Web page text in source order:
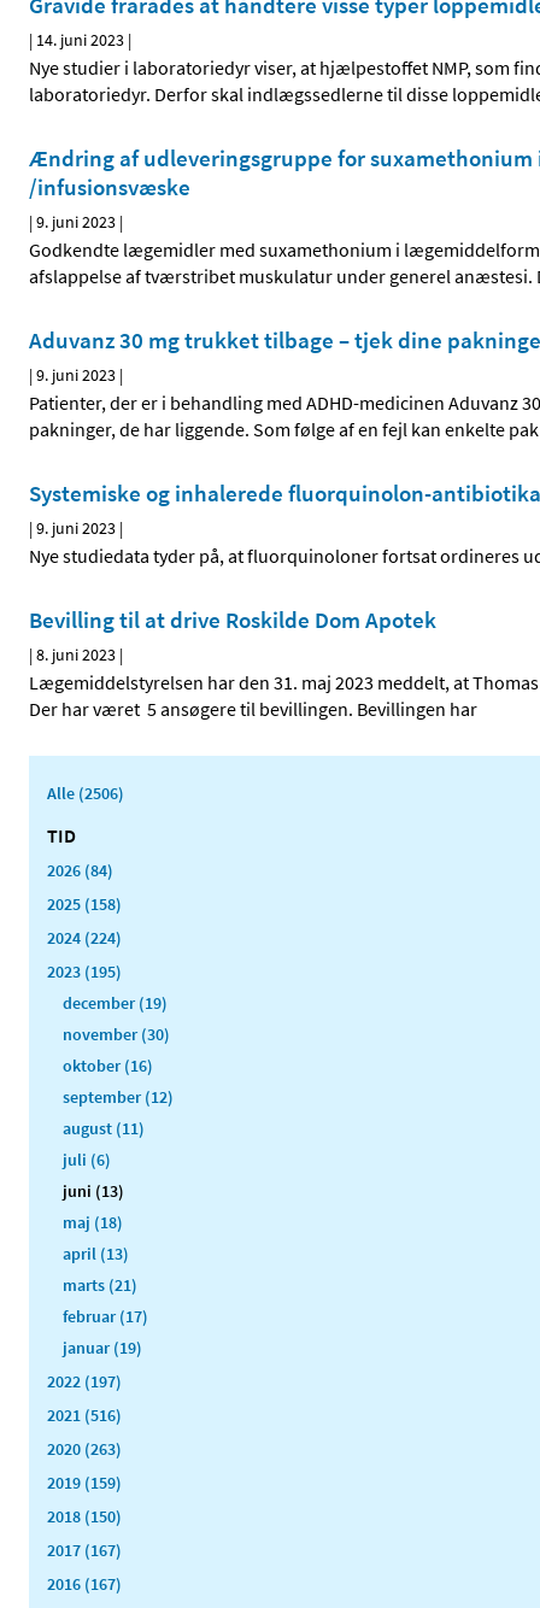
| 14. juni 2023 |
Nye studier i laboratoriedyr viser, at hjælpestoffet NMP, som
laboratoriedyr. Derfor skal indlægssedlerne til disse
Ændring af udleveringsgruppe for
/infusionsvæske
|9. juni 2023 |
Godkendte lægemidler med suxamethonium i
afslappelse af tværstribet muskulatur under generel
Aduvanz 30 mg trukket tilbage – tjek dine
|9. juni 2023 |
Patienter, der er i behandling med ADHD-medicinen Aduvanz
pakninger, de har liggende. Som følge af en fejl kan enkelte
Systemiske og inhalerede fluorquinolon-
|9. juni 2023 |
Nye studiedata tyder på, at fluorquinoloner fortsat ordineres
Bevilling til at drive Roskilde Dom Apotek
|8. juni 2023 |
Lægemiddelstyrelsen har den 31. maj 2023 meddelt, at
Der har været 5 ansøgere til bevillingen. Bevillingen har
Alle (2506)
TID
2026 (84)
2025 (158)
2024 (224)
2023 (195)
december (19)
november (30)
oktober (16)
september (12)
august (11)
juli (6)
juni (13)
maj (18)
april (13)
marts (21)
februar (17)
januar (19)
2022 (197)
2021 (516)
2020 (263)
2019 (159)
2018 (150)
2017 (167)
2016 (167)